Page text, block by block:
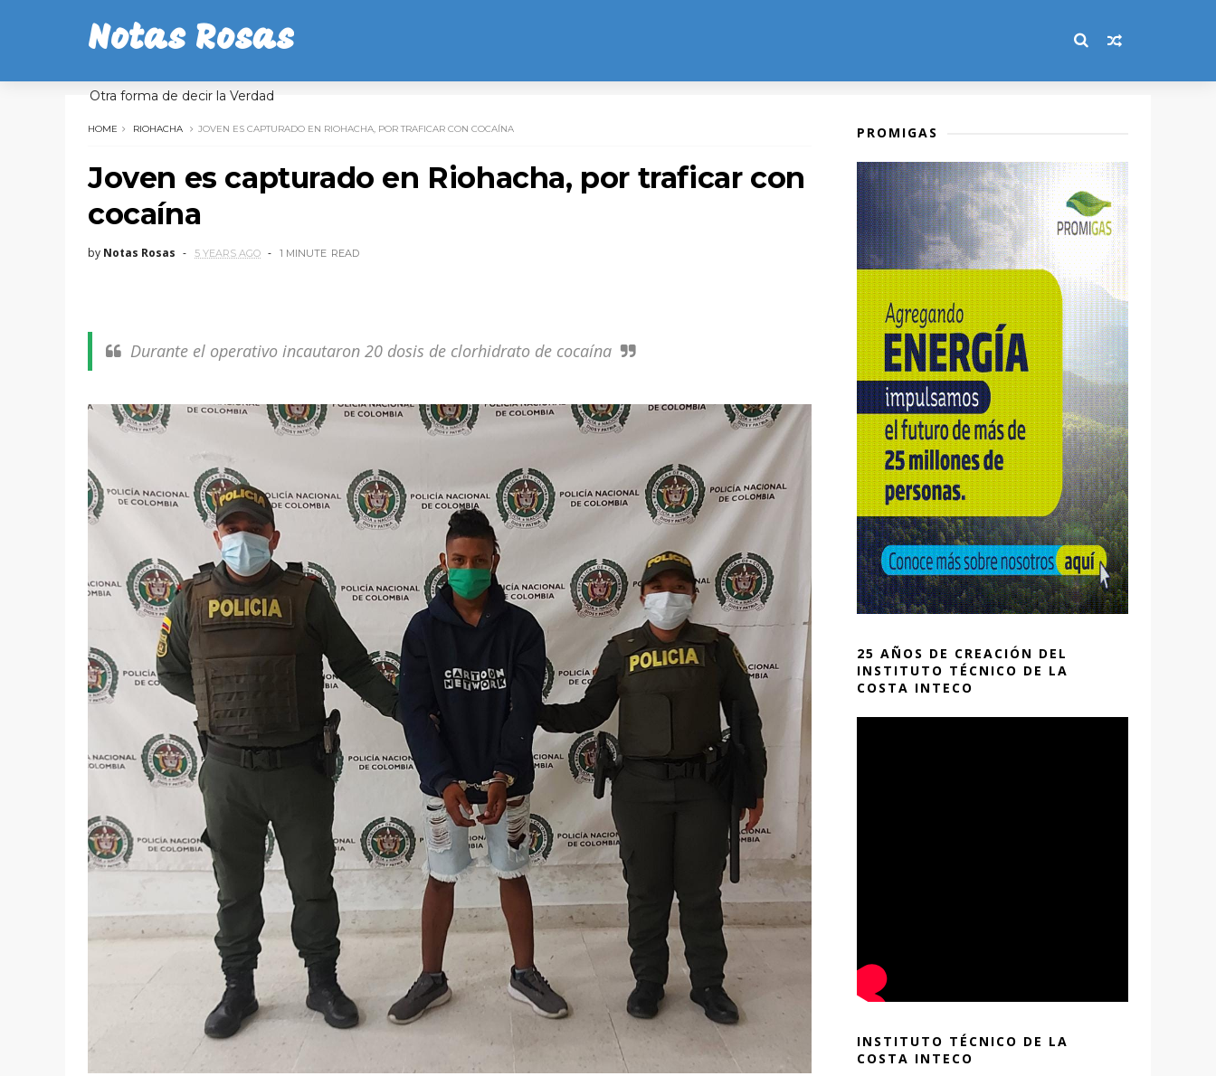
Notas Rosas
Otra forma de decir la Verdad
HOME RIOHACHA JOVEN ES CAPTURADO EN RIOHACHA, POR TRAFICAR CON COCAÍNA
Joven es capturado en Riohacha, por traficar con
cocaína
by Notas Rosas 5 YEARS AGO 1 MINUTE READ
Durante el operativo incautaron 20 dosis de clorhidrato de cocaína
PROMIGAS
25 AÑOS DE CREACIÓN DEL
INSTITUTO TÉCNICO DE LA
COSTA INTECO
INSTITUTO TÉCNICO DE LA
COSTA INTECO